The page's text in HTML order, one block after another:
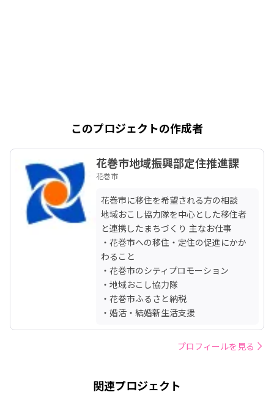
このプロジェクトの作成者
花巻市地域振興部定住推進課
花巻市
花巻市に移住を希望される方の相談
地域おこし協力隊を中心とした移住者
と連携したまちづくり 主なお仕事
・花巻市への移住・定住の促進にかか
わること
・花巻市のシティプロモーション
・地域おこし協力隊
・花巻市ふるさと納税
・婚活・結婚新生活支援
プロフィールを見る
関連プロジェクト